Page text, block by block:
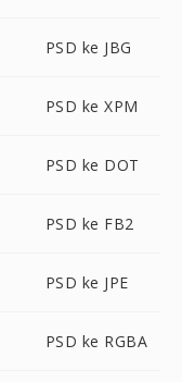
PSD ke JBG
PSD ke XPM
PSD ke DOT
PSD ke FB2
PSD ke JPE
PSD ke RGBA